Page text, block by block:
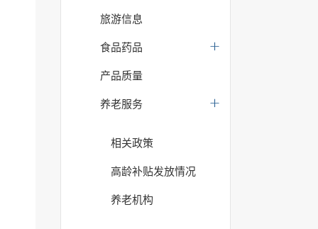
旅游信息
食品药品
产品质量
养老服务
相关政策
高龄补贴发放情况
养老机构